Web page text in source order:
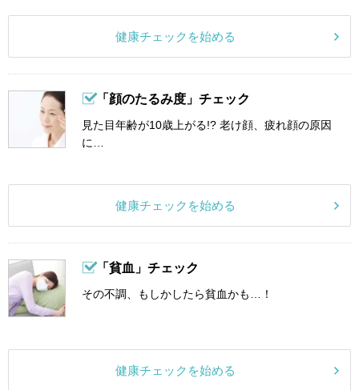
健康チェックを始める
「顔のたるみ度」チェック
見た目年齢が10歳上がる!? 老け顔、疲れ顔の原因
に…
健康チェックを始める
「貧血」チェック
その不調、もしかしたら貧血かも…！
健康チェックを始める